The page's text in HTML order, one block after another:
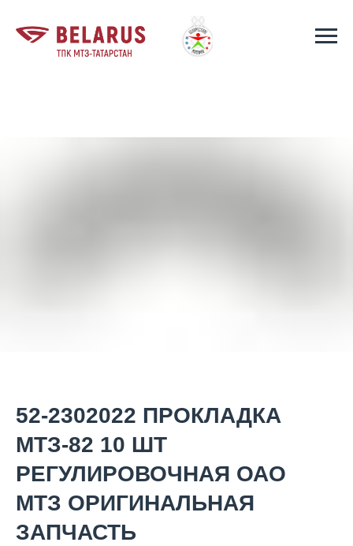
52-2302022 ПРОКЛАДКА
МТЗ-82 10 ШТ
РЕГУЛИРОВОЧНАЯ ОАО
МТЗ ОРИГИНАЛЬНАЯ
ЗАПЧАСТЬ